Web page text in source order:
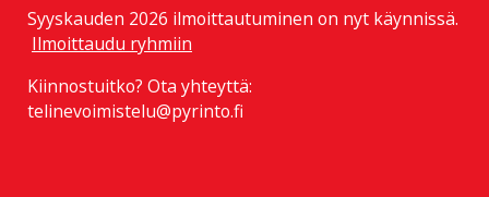
Syyskauden 2026 ilmoittautuminen on nyt käynnissä.
Ilmoittaudu ryhmiin
Kiinnostuitko? Ota yhteyttä:
telinevoimistelu@pyrinto.fi